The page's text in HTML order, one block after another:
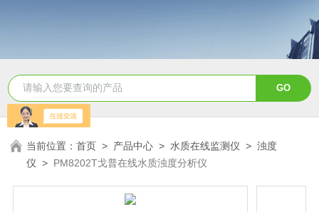
当前位置：首页 > 产品中心 > 水质在线监测仪 >浊度
仪 > PM8202T戈普在线水质浊度分析仪